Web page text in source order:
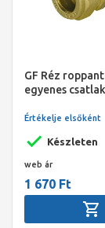
GF Réz
egyenes
Készleten
Értékelje elsőként
web ár
1 670 Ft